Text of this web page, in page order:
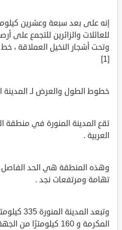
إنه على بعد سبعة وعشرين
للعائلات والزائرين للتجمع على
[1]
خطوط الطول والعرض لـ المدينة
تقع المدينة المنورة في منطقة
العربية .
وهذه المنطقة هي الحد
تهامة ومرتفعات نجد .
وتبعد
المكرمة و 160 كيلومترًا من الجهة الشرقية للبحر الأحمر .